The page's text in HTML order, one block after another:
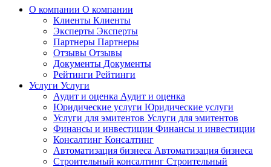
О компании О компании
Клиенты Клиенты
Эксперты Эксперты
Партнеры Партнеры
Отзывы Отзывы
Документы Документы
Рейтинги Рейтинги
Услуги Услуги
Аудит и оценка Аудит и оценка
Юридические услуги Юридические услуги
Услуги для эмитентов Услуги для эмитентов
Финансы и инвестиции Финансы и инвестиции
Консалтинг Консалтинг
Автоматизация бизнеса Автоматизация бизнеса
Строительный консалтинг Строительный